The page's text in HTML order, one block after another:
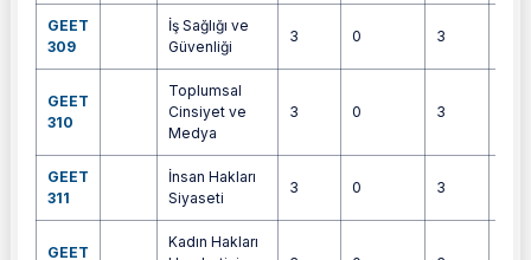
GEET
309
İş Sağlığı ve
Güvenliği
3 0 3
GEET
310
Toplumsal
Cinsiyet ve
Medya
3 0 3
GEET
311
İnsan Hakları
Siyaseti
3 0 3
GEET
Kadın Hakları